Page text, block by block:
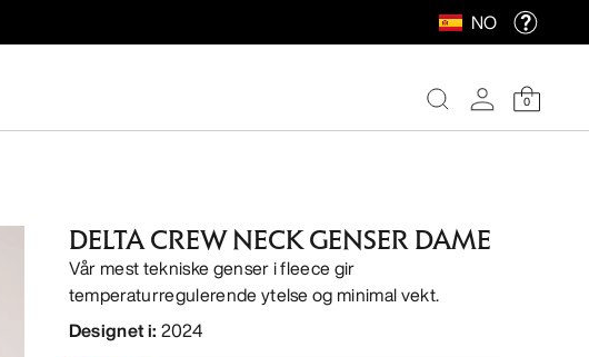
NO
0
DELTA CREW NECK GENSER DAME
Vår mest tekniske genser i fleece gir
temperaturregulerende ytelse og minimal vekt.
Designet i: 2024